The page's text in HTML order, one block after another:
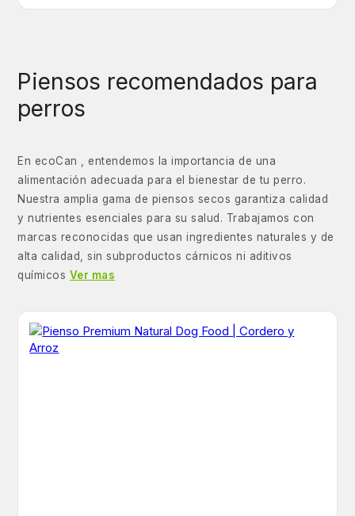
Piensos recomendados para
perros
En ecoCan , entendemos la importancia de una
alimentación adecuada para el bienestar de tu perro.
Nuestra amplia gama de piensos secos garantiza calidad
y nutrientes esenciales para su salud. Trabajamos con
marcas reconocidas que usan ingredientes naturales y de
alta calidad, sin subproductos cárnicos ni aditivos
químicos Ver mas